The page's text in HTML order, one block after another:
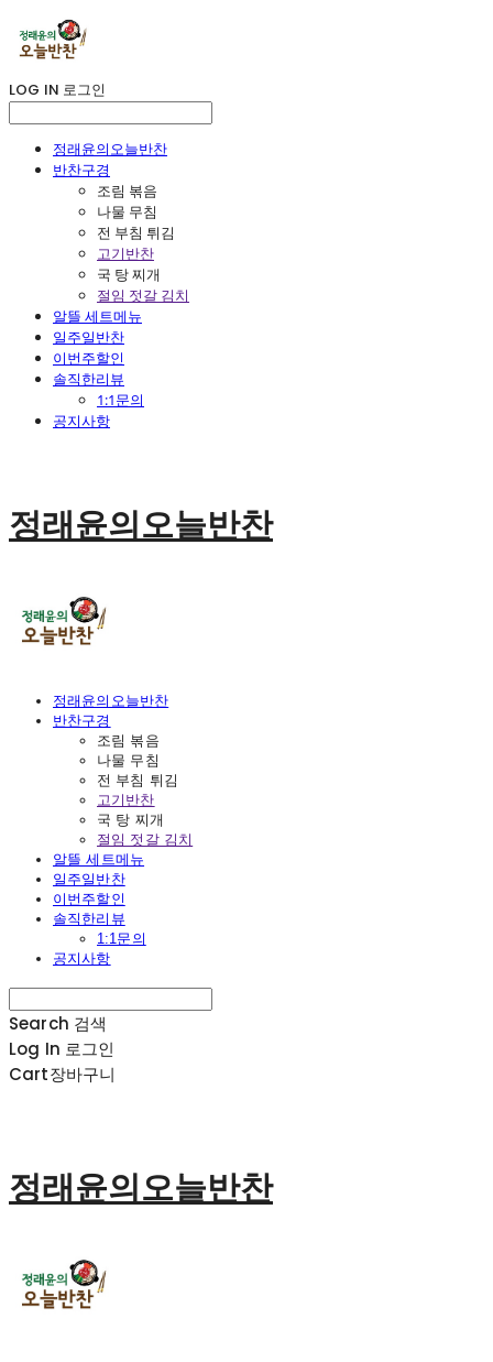
LOG IN 로그인
정래윤의오늘반찬
반찬구경
조림 볶음
나물 무침
전 부침 튀김
고기반찬
국 탕 찌개
절임 젓갈 김치
알뜰 세트메뉴
일주일반찬
이번주할인
솔직한리뷰
1:1문의
공지사항
정래윤의오늘반찬
정래윤의오늘반찬
반찬구경
조림 볶음
나물 무침
전 부침 튀김
고기반찬
국 탕 찌개
절임 젓갈 김치
알뜰 세트메뉴
일주일반찬
이번주할인
솔직한리뷰
1:1문의
공지사항
Search 검색
Log In 로그인
Cart장바구니
정래윤의오늘반찬